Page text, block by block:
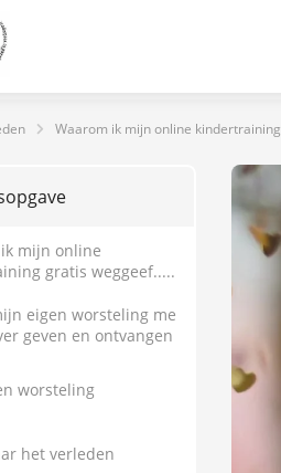
Waarom ik mijn online
mijn online
gratis weggeef.....
eigen worsteling me
geven en ontvangen
worsteling
het verleden